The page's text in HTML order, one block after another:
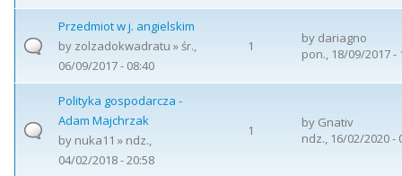
Przedmiot w j. angielskim
by zolzadokwadratu » śr.,
06/09/2017 - 08:40
1 by dariagno
pon., 18/09/2017 -
Polityka gospodarcza -
Adam Majchrzak
by nuka11 » ndz.,
04/02/2018 - 20:58
1 by Gnativ
ndz., 16/02/2020 -